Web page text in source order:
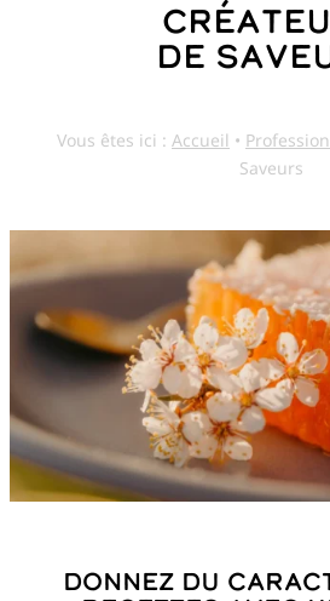
de
Vous êtes ici : Accueil •
Saveurs
Donnez du